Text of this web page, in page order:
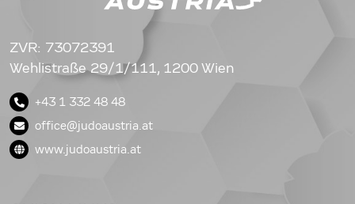
ZVR: 73072391
Wehlistraße 29/1/111, 1200 Wien
+43 1 332 48 48
office@judoaustria.at
www.judoaustria.at